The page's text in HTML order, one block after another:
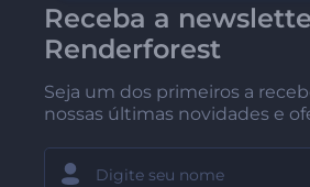
Receba a
Renderforest
Seja um dos primeiros a
nossas últimas novidades e